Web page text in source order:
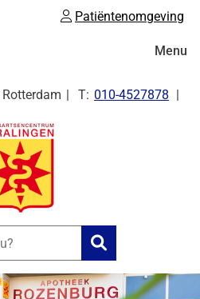
Patiëntenomgeving
Rotterdam Tel:
010-4527878
Zoeken
Menu